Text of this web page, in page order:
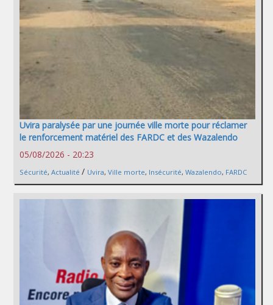
Uvira paralysée par une journée ville morte pour réclamer
le renforcement matériel des FARDC et des Wazalendo
05/08/2026 - 20:23
Sécurité, Actualité / Uvira, Ville morte, Insécurité, Wazalendo, FARDC